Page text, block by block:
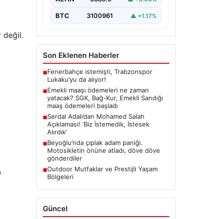
değil.
BTC 3100961 ▲ +1.17%
Son Eklenen Haberler
■Fenerbahçe istemişti, Trabzonspor
Lukaku’yu da alıyor!
■Emekli maaşı ödemeleri ne zaman
yatacak? SGK, Bağ-Kur, Emekli Sandığı
maaş ödemeleri başladı
■Serdal Adalı’dan Mohamed Salah
Açıklaması! ‘Biz İstemedik, İstesek
Alırdık’
■Beyoğlu’nda çıplak adam paniği.
Motosikletin önüne atladı, döve döve
gönderdiler
■Outdoor Mutfaklar ve Prestijli Yaşam
Bölgeleri
Güncel